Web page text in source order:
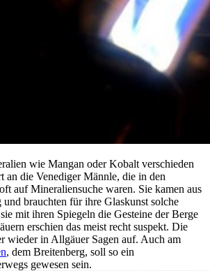
wie Mangan oder Kobalt verschieden
an die Venediger Männle, die in den
auf Mineraliensuche waren. Sie kamen aus
brauchten für ihre Glaskunst solche
mit ihren Spiegeln die Gesteine der Berge
erschien das meist recht suspekt. Die
wieder in Allgäuer Sagen auf. Auch am
, dem Breitenberg, soll so ein
gewesen sein.